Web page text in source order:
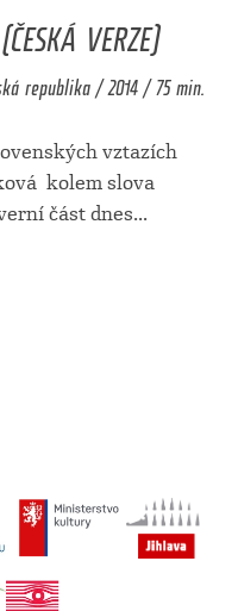
VERZE)
republika / 2014 / 75 min.
vztazích
kolem slova
část dnes...